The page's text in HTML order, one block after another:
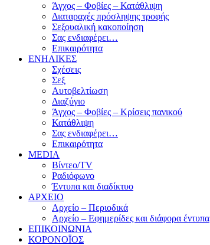
Άγχος – Φοβίες – Κατάθλιψη
Διαταραχές πρόσληψης τροφής
Σεξουαλική κακοποίηση
Σας ενδιαφέρει…
Επικαιρότητα
ΕΝΗΛΙΚΕΣ
Σχέσεις
Σεξ
Αυτοβελτίωση
Διαζύγιο
Άγχος – Φοβίες – Κρίσεις πανικού
Κατάθλιψη
Σας ενδιαφέρει…
Επικαιρότητα
MEDIA
Βίντεο/TV
Ραδιόφωνο
Έντυπα και διαδίκτυο
ΑΡΧΕΙΟ
Αρχείο – Περιοδικά
Αρχείο – Εφημερίδες και διάφορα έντυπα
ΕΠΙΚΟΙΝΩΝΙΑ
ΚΟΡΟΝΟΪΟΣ